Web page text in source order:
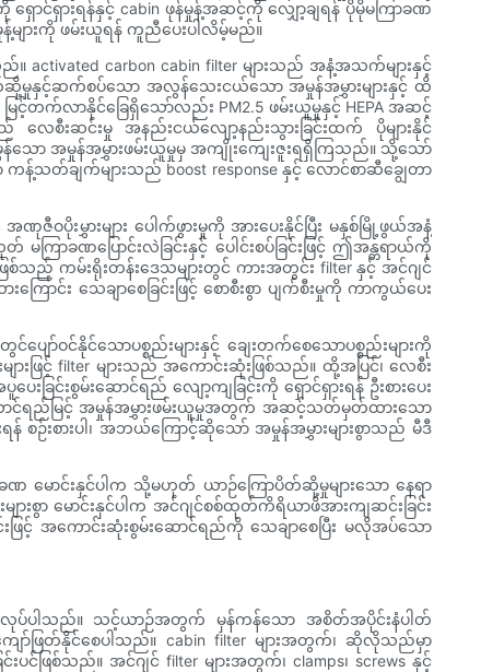
ရှောင်ရှားရန်နှင့် cabin ဖုန်မှုန့်အဆင့်ကို လျှော့ချရန် ပိုမိုမကြာခဏ
ျားကို ဖမ်းယူရန် ကူညီပေးပါလိမ့်မည်။
carbon cabin filter များသည် အနံ့အသက်များနှင့်
ပိတ်ဆို့မှုနှင့်ဆက်စပ်သော အလွန်သေးငယ်သော အမှုန်အမွှားများနှင့် ထိ
တက်လာနိုင်ခြေရှိသော်လည်း PM2.5 ဖမ်းယူမှုနှင့် HEPA အဆင့်
လေစီးဆင်းမှု အနည်းငယ်လျော့နည်းသွားခြင်းထက် ပိုများနိုင်
န်သော အမှုန်အမွှားဖမ်းယူမှုမှ အကျိုးကျေးဇူးရရှိကြသည်။ သို့သော်
သတ်ချက်များသည် boost response နှင့် လောင်စာဆီချွေတာ
းမွှားများ ပေါက်ဖွားမှုကို အားပေးနိုင်ပြီး မနှစ်မြို့ဖွယ်အနံ့
ကြာခဏပြောင်းလဲခြင်းနှင့် ပေါင်းစပ်ခြင်းဖြင့် ဤအန္တရာယ်ကို
ြစ်သည့် ကမ်းရိုးတန်းဒေသများတွင် ကားအတွင်း filter နှင့် အင်ဂျင်
ောင်း သေချာစေခြင်းဖြင့် စောစီးစွာ ပျက်စီးမှုကို ကာကွယ်ပေး
ဝင်နိုင်သောပစ္စည်းများနှင့် ချေးတက်စေသောပစ္စည်းများကို
းဖြင့် filter များသည် အကောင်းဆုံးဖြစ်သည်။ ထို့အပြင်၊ လေစီး
ြင်းစွမ်းဆောင်ရည် လျော့ကျခြင်းကို ရှောင်ရှားရန် ဦးစားပေး
ောင်ရည်မြင့် အမှုန်အမွှားဖမ်းယူမှုအတွက် အဆင့်သတ်မှတ်ထားသော
န် စဉ်းစားပါ၊ အဘယ်ကြောင့်ဆိုသော် အမှုန်အမွှားများစွာသည် မီဒီ
ဏ မောင်းနှင်ပါက သို့မဟုတ် ယာဉ်ကြောပိတ်ဆို့မှုများသော နေရာ
စွာ မောင်းနှင်ပါက အင်ဂျင်စစ်ထုတ်ကိရိယာဖိအားကျဆင်းခြင်း
င့် အကောင်းဆုံးစွမ်းဆောင်ရည်ကို သေချာစေပြီး မလိုအပ်သော
လုပ်ပါသည်။ သင့်ယာဉ်အတွက် မှန်ကန်သော အစိတ်အပိုင်းနံပါတ်
ဖြတ်နိုင်စေပါသည်။ cabin filter များအတွက်၊ ဆိုလိုသည်မှာ
င်ဖြစ်သည်။ အင်ဂျင် filter များအတွက်၊ clamps၊ screws နှင့်